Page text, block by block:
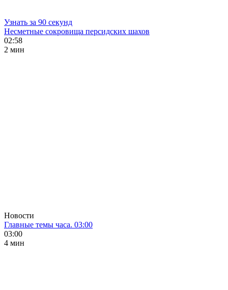
Узнать за 90 секунд
Несметные сокровища персидских шахов
02:58
2 мин
Новости
Главные темы часа. 03:00
03:00
4 мин